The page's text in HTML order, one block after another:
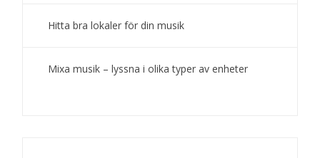
Hitta bra lokaler för din musik
Mixa musik – lyssna i olika typer av enheter